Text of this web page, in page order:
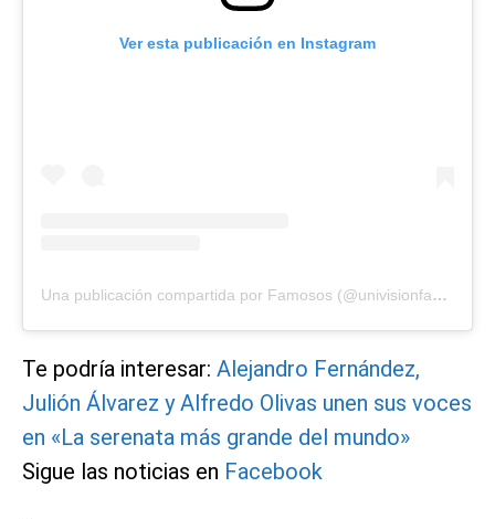
Ver esta publicación en Instagram
Una publicación compartida por Famosos (@univisionfamosos)
Te podría interesar: Alejandro Fernández,
Julión Álvarez y Alfredo Olivas unen sus voces
en «La serenata más grande del mundo»
Sigue las noticias en Facebook